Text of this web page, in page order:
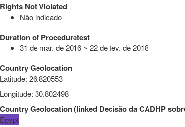
Rights Not Violated
Não indicado
Duration of Proceduretest
31 de mar. de 2016 ~ 22 de fev. de 2018
Country Geolocation
Latitude: 26.820553
Longitude: 30.802498
Country Geolocation(linked Decisão da CADHP
Egypt